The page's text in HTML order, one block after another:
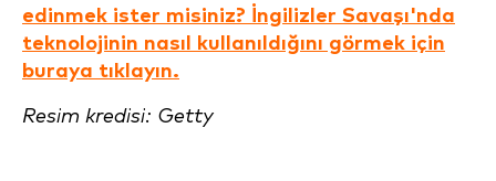
edinmek ister misiniz? İngilizler Savaşı'nda
teknolojinin nasıl kullanıldığını görmek için
buraya tıklayın.
Resim kredisi: Getty